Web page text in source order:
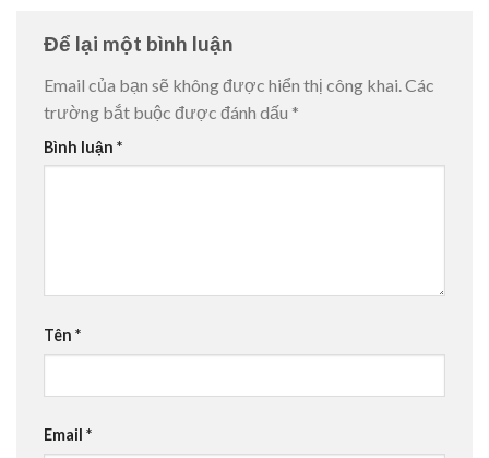
Để lại một bình luận
Email của bạn sẽ không được hiển thị công khai. Các
trường bắt buộc được đánh dấu *
Bình luận *
Tên *
Email *